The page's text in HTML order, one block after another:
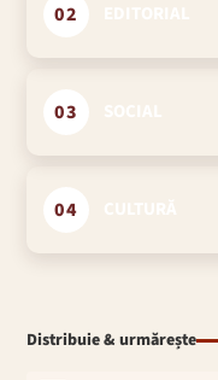
02
03
04
Distribuie & urmărește